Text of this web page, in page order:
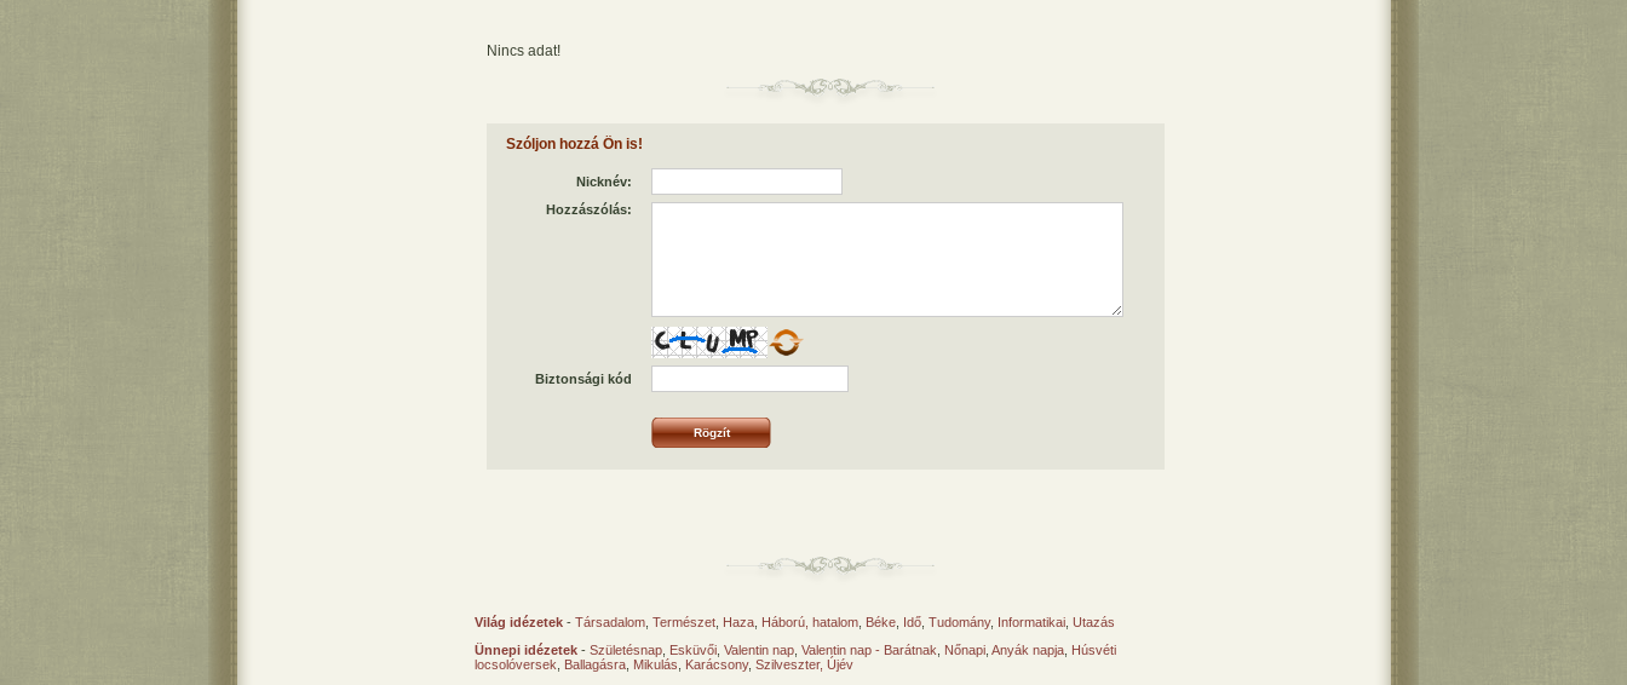
Nincs adat!
Szóljon hozzá Ön is!
Nicknév:
Hozzászólás:
Biztonsági kód
Világ idézetek - Társadalom Természet Haza Háború, hatalom Béke Idő Tudomány, Informatikai Utazás
Ünnepi idézetek - Születésnap Esküvői Valentin nap Valentin nap - Barátnak Nőnapi Anyák napja Húsvéti
locsolóversek
Ballagásra Mikulás Karácsony, Szilveszter, Újév